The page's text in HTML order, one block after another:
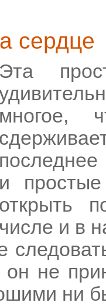
сердце
многое,
и в
он не
ни